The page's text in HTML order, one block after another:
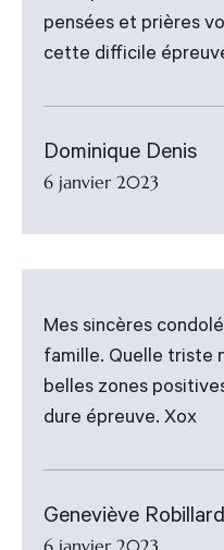
pensées et prières
cette difficile
Dominique Denis
6 janvier 2023
Mes sincères
famille. Quelle triste
belles zones
dure épreuve. Xox
Geneviève Robillard